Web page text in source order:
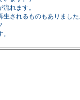
れます。
生されるものもありました